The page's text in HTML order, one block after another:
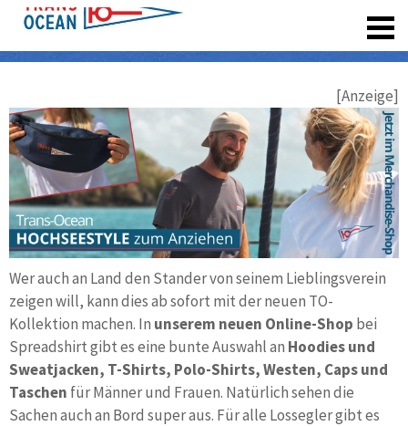
[Anzeige]
Wer auch an Land den Stander von seinem Lieblingsverein
zeigen will, kann dies ab sofort mit der neuen TO-
Kollektion machen. In unserem neuen Online-Shop bei
Spreadshirt gibt es eine bunte Auswahl an Hoodies und
Sweatjacken, T-Shirts, Polo-Shirts, Westen, Caps und
Taschen für Männer und Frauen. Natürlich sehen die
Sachen auch an Bord super aus. Für alle Lossegler gibt es